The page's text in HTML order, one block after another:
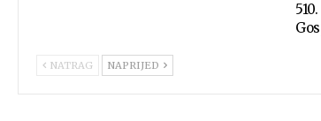
NATRAG NAPRIJED